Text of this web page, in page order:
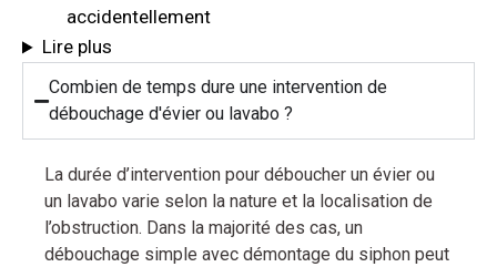
accidentellement
Lire plus
Combien de temps dure une intervention de
débouchage d'évier ou lavabo ?
La durée d’intervention pour déboucher un évier ou
un lavabo varie selon la nature et la localisation de
l’obstruction. Dans la majorité des cas, un
débouchage simple avec démontage du siphon peut